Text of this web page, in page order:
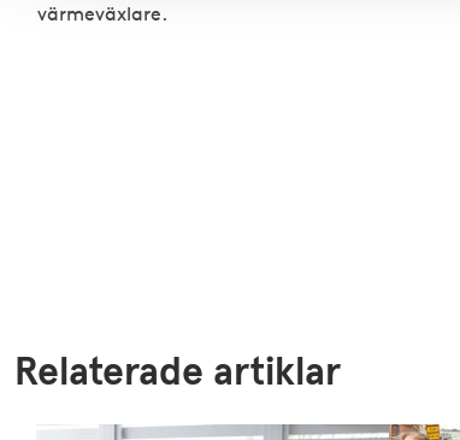
värmeväxlare.
Relaterade artiklar